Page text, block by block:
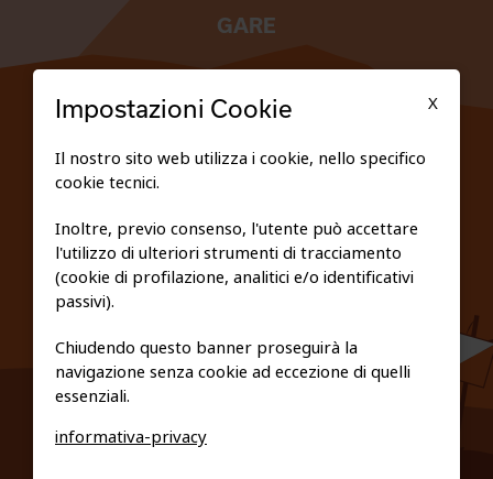
GARE
PRIVACY E COOKIE POLICY
X
Impostazioni Cookie
Il nostro sito web utilizza i cookie, nello specifico
cookie tecnici.
Inoltre, previo consenso, l'utente può accettare
l'utilizzo di ulteriori strumenti di tracciamento
(cookie di profilazione, analitici e/o identificativi
passivi).
Chiudendo questo banner proseguirà la
navigazione senza cookie ad eccezione di quelli
essenziali.
informativa-privacy